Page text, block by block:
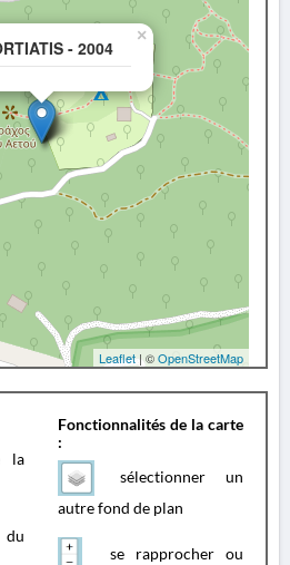
- 2004
×
Leaflet| ©OpenStreetMap
la
Fonctionnalités de la carte
:
sélectionner un
autre fond de plan
se rapprocher ou